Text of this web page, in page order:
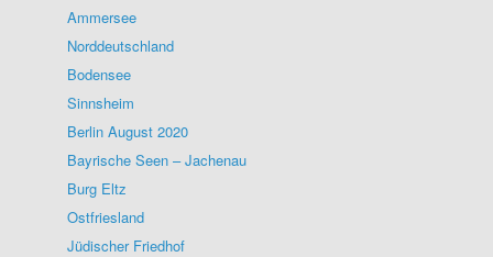
Ammersee
Norddeutschland
Bodensee
Sinnsheim
Berlin August 2020
Bayrische Seen – Jachenau
Burg Eltz
Ostfriesland
Jüdischer Friedhof